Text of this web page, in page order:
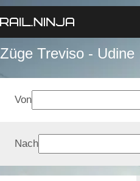
Züge Treviso - Udine
Von
Nach